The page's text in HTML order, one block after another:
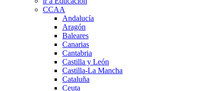
CCAA
Andalucía
Aragón
Baleares
Canarias
Cantabria
Castilla y León
Castilla-La Mancha
Cataluña
Ceuta